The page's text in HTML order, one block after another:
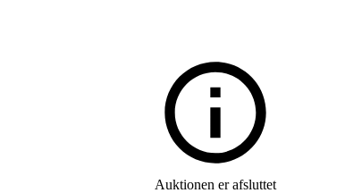
Auktionen er afsluttet